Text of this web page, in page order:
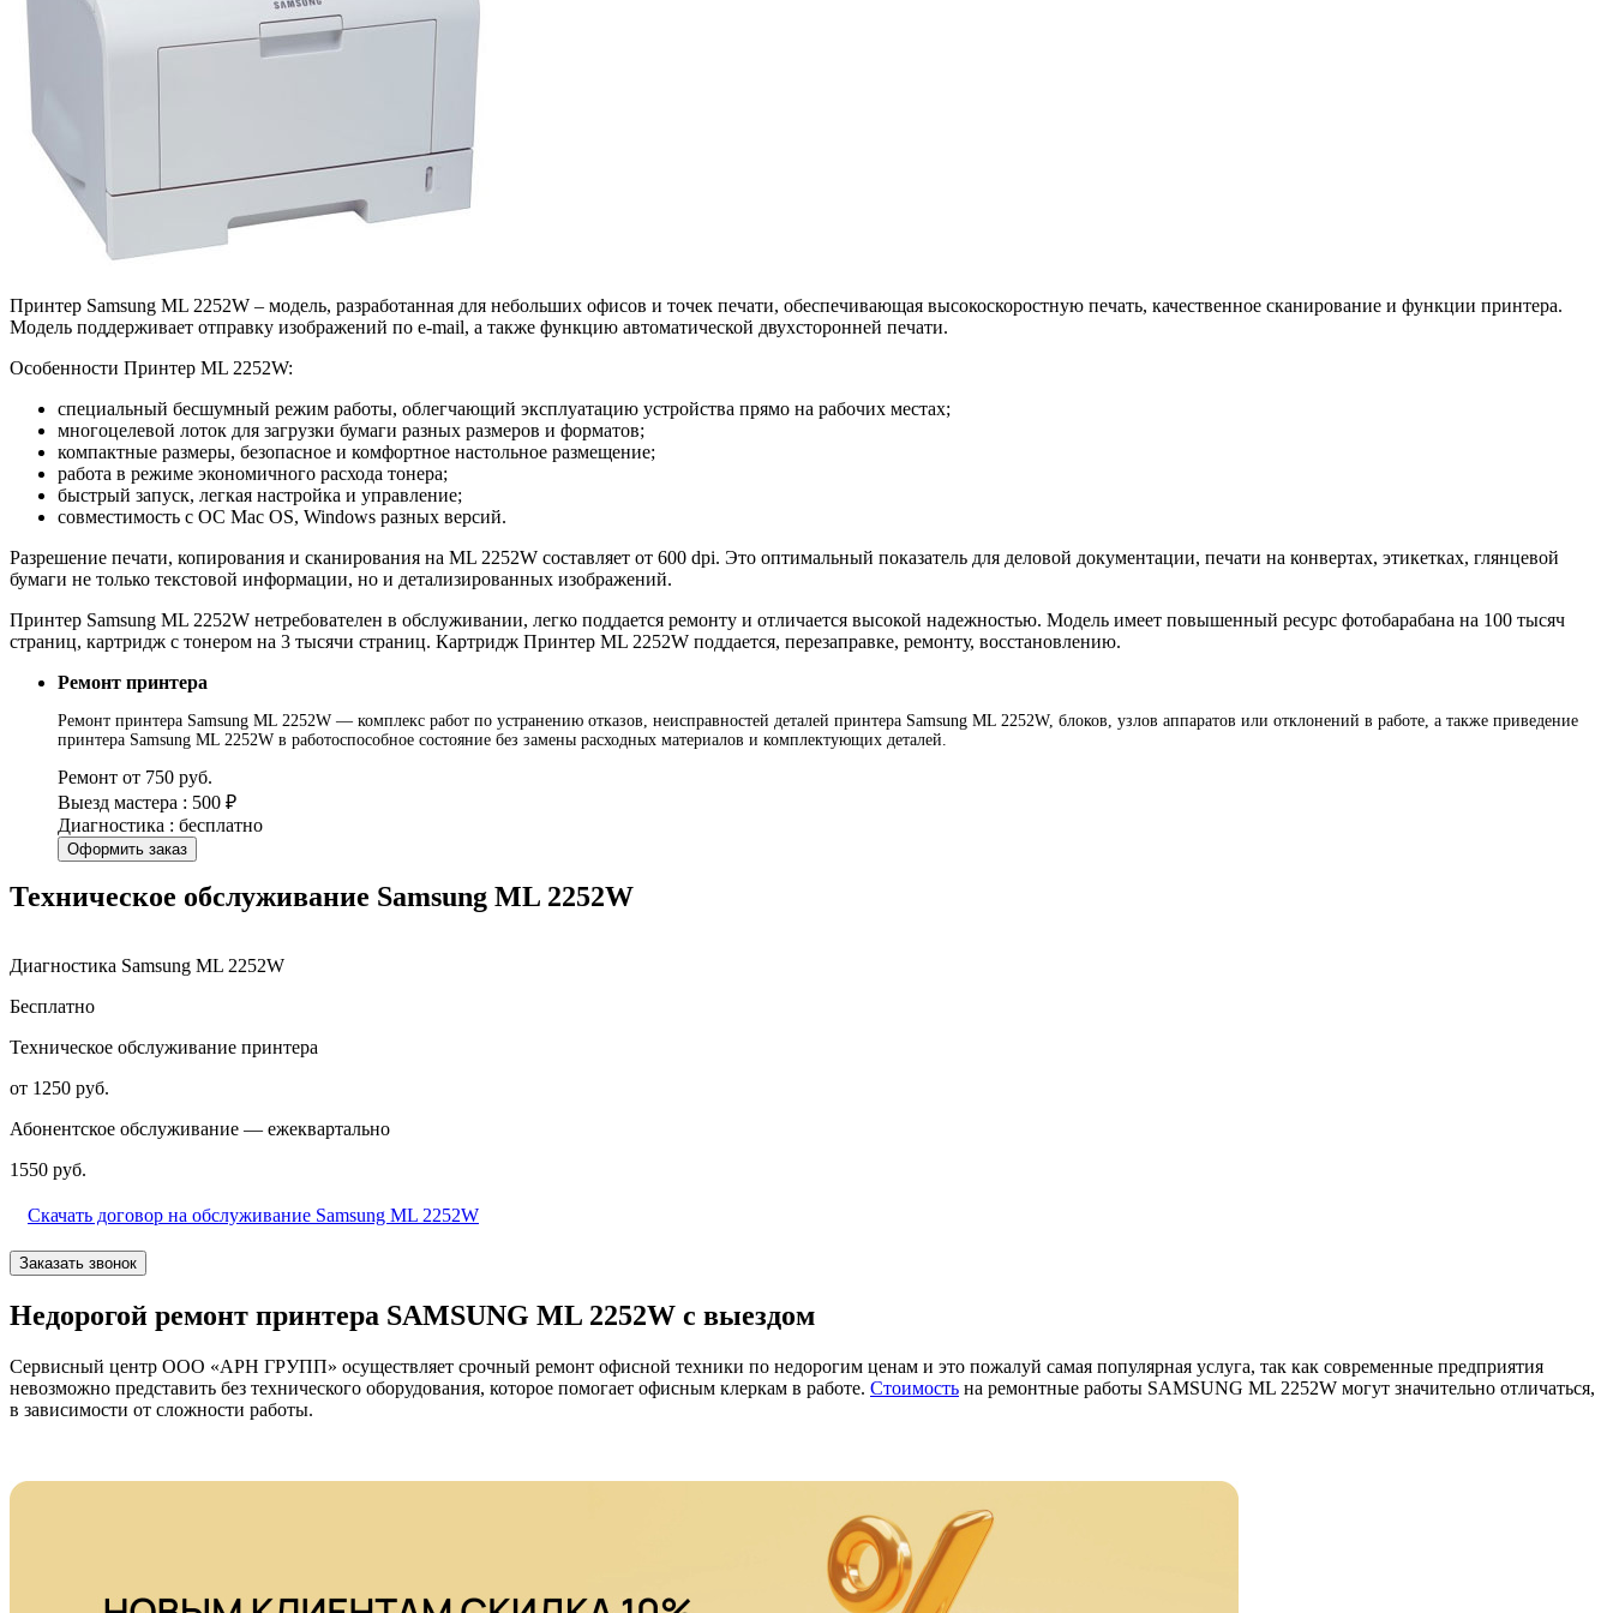
Принтер Samsung ML 2252W – модель, разработанная для небольших офисов и точек печати, обеспечивающая высокоскоростную печать, качественное сканирование и функции принтера.
Модель поддерживает отправку изображений по e-mail, а также функцию автоматической двухсторонней печати.
Особенности Принтер ML 2252W:
специальный бесшумный режим работы, облегчающий эксплуатацию устройства прямо на рабочих местах;
многоцелевой лоток для загрузки бумаги разных размеров и форматов;
компактные размеры, безопасное и комфортное настольное размещение;
работа в режиме экономичного расхода тонера;
быстрый запуск, легкая настройка и управление;
совместимость с ОС Mac OS, Windows разных версий.
Разрешение печати, копирования и сканирования на ML 2252W составляет от 600 dpi. Это оптимальный показатель для деловой документации, печати на конвертах, этикетках, глянцевой
бумаги не только текстовой информации, но и детализированных изображений.
Принтер Samsung ML 2252W нетребователен в обслуживании, легко поддается ремонту и отличается высокой надежностью. Модель имеет повышенный ресурс фотобарабана на 100 тысяч
страниц, картридж с тонером на 3 тысячи страниц. Картридж Принтер ML 2252W поддается, перезаправке, ремонту, восстановлению.
Ремонт принтера
Ремонт принтера Samsung ML 2252W — комплекс работ по устранению отказов, неисправностей деталей принтера Samsung ML 2252W, блоков, узлов аппаратов или отклонений в работе, а также приведение
принтера Samsung ML 2252W в работоспособное состояние без замены расходных материалов и комплектующих деталей.
Ремонт от 750 руб.
Выезд мастера : 500 ₽
Диагностика : бесплатно
Оформить заказ
Техническое обслуживание Samsung ML 2252W
Диагностика Samsung ML 2252W
Бесплатно
Техническое обслуживание принтера
от 1250 руб.
Абонентское обслуживание — ежеквартально
1550 руб.
Скачать договор на обслуживание Samsung ML 2252W
Заказать звонок
Недорогой ремонт принтера SAMSUNG ML 2252W с выездом
Сервисный центр ООО «АРН ГРУПП» осуществляет срочный ремонт офисной техники по недорогим ценам и это пожалуй самая популярная услуга, так как современные предприятия
невозможно представить без технического оборудования, которое помогает офисным клеркам в работе. Стоимость на ремонтные работы SAMSUNG ML 2252W могут значительно отличаться,
в зависимости от сложности работы.